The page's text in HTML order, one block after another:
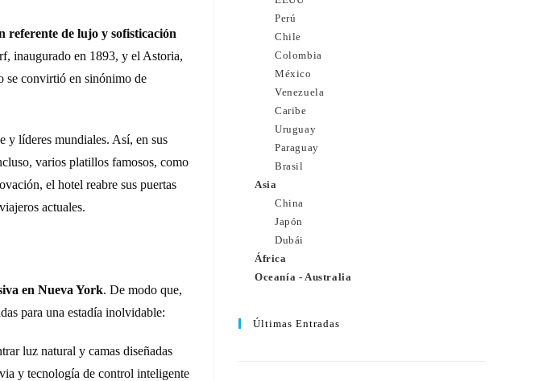
referente de lujo y sofisticación
inaugurado en 1893, y el Astoria,
se convirtió en sinónimo de
y líderes mundiales. Así, en sus
varios platillos famosos, como
el hotel reabre sus puertas
actuales.
en Nueva York. De modo que,
para una estadía inolvidable:
luz natural y camas diseñadas
y tecnología de control inteligente
Perú
Chile
Colombia
México
Venezuela
Caribe
Uruguay
Paraguay
Brasil
Asia
China
Japón
Dubái
África
Oceanía - Australia
Últimas Entradas